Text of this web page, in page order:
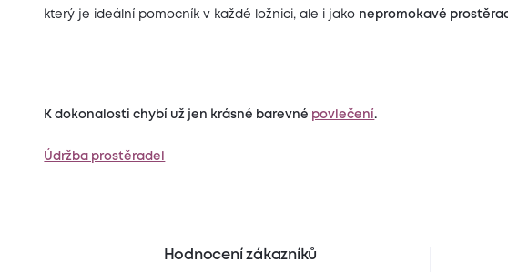
který je ideální pomocník v každé ložnici, ale i jako nepromokavé
K dokonalosti chybí už jen krásné barevné povlečení .
Údržba prostěradel
Hodnocení zákazníků